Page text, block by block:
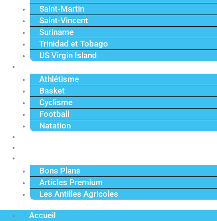
Saint-Martin
Saint-Vincent
Suriname
Trinidad et Tobago
US Virgin Island
Athlétisme
Basket
Cyclisme
Football
Natation
Bons Plans
Articles Premium
Les Antilles Agricoles
Accueil